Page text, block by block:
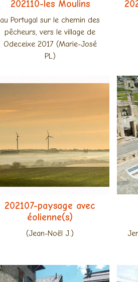
202110-les Moulins
au Portugal sur le chemin des
pêcheurs, vers le village de
Odeceixe 2017 (Marie-José
PL)
202107-paysage avec
éolienne(s)
(Jean-Noël J.)